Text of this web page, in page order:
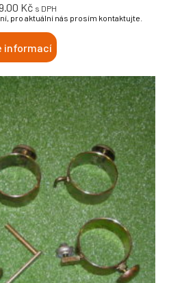
Kč s DPH
pro aktuální nás prosím kontaktujte.
informací